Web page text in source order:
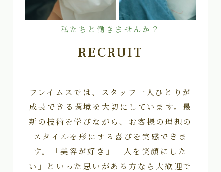
私たちと働きませんか？
RECRUIT
フレイムスでは、スタッフ一人ひとりが
成長できる環境を大切にしています。最
新の技術を学びながら、お客様の理想の
スタイルを形にする喜びを実感できま
す。「美容が好き」「人を笑顔にした
い」といった思いがある方なら大歓迎で